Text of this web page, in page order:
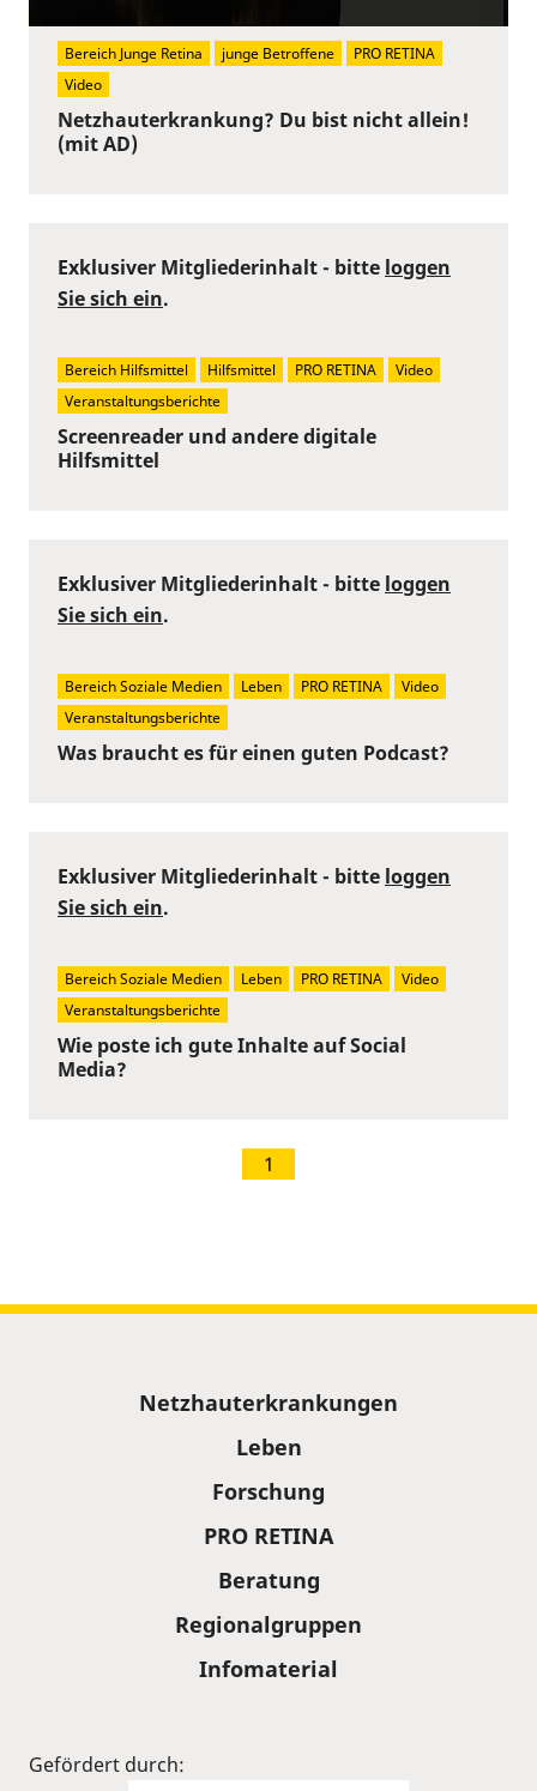
Netzhauterkrankung? Du bist nicht allein!
(mit AD)
Bereich Junge Retina junge Betroffene
PRO RETINA
Video
Screenreader und andere digitale
Hilfsmittel
Exklusiver Mitgliederinhalt - bitte loggen
Sie sich ein.
Bereich Hilfsmittel Hilfsmittel PRO RETINA
Video
Veranstaltungsberichte
Was braucht es für einen guten Podcast?
Exklusiver Mitgliederinhalt - bitte loggen
Sie sich ein.
Bereich Soziale Medien Leben PRO RETINA
Video
Veranstaltungsberichte
Wie poste ich gute Inhalte auf Social
Media?
Exklusiver Mitgliederinhalt - bitte loggen
Sie sich ein.
Bereich Soziale Medien Leben PRO RETINA
Video
Veranstaltungsberichte
1
Netzhauterkrankungen
Leben
Forschung
PRO RETINA
Beratung
Regionalgruppen
Infomaterial
Gefördert durch: